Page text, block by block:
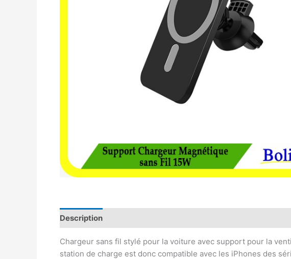
Description
Chargeur sans fil stylé pour la voiture avec support pour la
station de charge est donc compatible avec les iPhones des